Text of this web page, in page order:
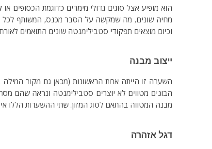
הוא מופיע אצל סוגים גדולי מימדים כדוגמת הכסופים
מחיה שונים, מה שמקשה על הסבר מכנס, המשותף לכל
וכיום מוצאים תפקודי סטבילימנטה שונים התואמים
ייצוב מבנה
השערה זו הייתה אחת הראשונות (מכאן גם מקור המילה
הבונים מטווים לא יוצרים סטבילימנטה ונראה
מבנה המטווה בהתאם לסוג המזון. שתי ההשערות הללו
דגל אזהרה